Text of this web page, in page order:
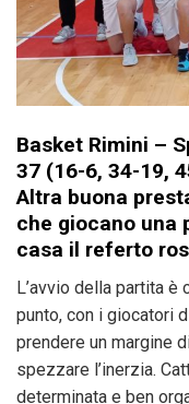
Basket Rimini –
37 (16-6, 34-19,
Altra buona
che giocano una
casa il referto
L’avvio della partita
punto, con i giocatori
prendere un margine
spezzare l’inerzia.
determinata e ben